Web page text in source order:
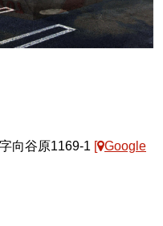
向谷原1169-1 [ Google